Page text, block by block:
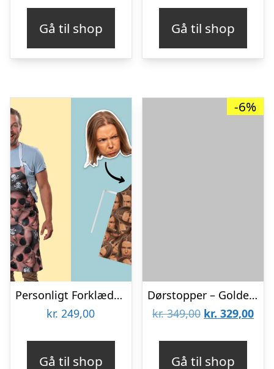
Gå til shop Gå til shop
Personligt Forklæde med Billede – Multiface
kr. 249,00
Gå til shop
-6%
Dørstopper – Golden Labrador LACEY
kr.349,00 Den
kr. 329,00Den
Gå til shop